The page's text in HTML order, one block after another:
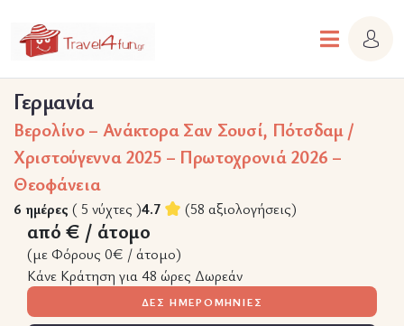
Γερμανία
Βερολίνο – Ανάκτορα Σαν Σουσί, Πότσδαμ /
Χριστούγεννα 2025 – Πρωτοχρονιά 2026 –
Θεοφάνεια
6 ημέρες ( 5 νύχτες )4.7 (58 αξιολογήσεις)
από € / άτομο
(με Φόρους 0€ / άτομο)
Κάνε Κράτηση για 48 ώρες Δωρεάν
ΔΕΣ ΗΜΕΡΟΜΗΝΙΕΣ